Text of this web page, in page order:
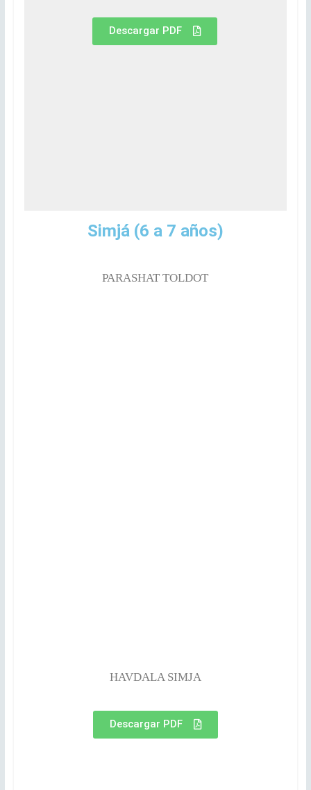
Descargar PDF
Simjá (6 a 7 años)
PARASHAT TOLDOT
HAVDALA SIMJA
Descargar PDF